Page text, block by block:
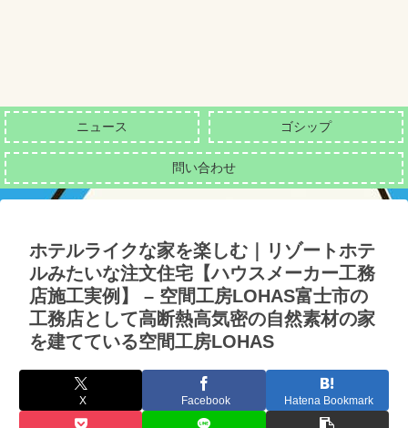
ニュース ゴシップ
問い合わせ
ホテルライクな家を楽しむ｜リゾートホテ
ルみたいな注文住宅【ハウスメーカー工務
店施工実例】 – 空間工房LOHAS富士市の
工務店として高断熱高気密の自然素材の家
を建てている空間工房LOHAS
X Facebook Hatena Bookmark